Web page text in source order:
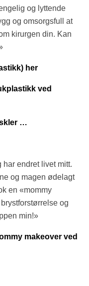
og lyttende
og omsorgsfull at
kirurgen din. Kan
her
ved
…
har endret livet mitt.
og magen ødelagt
en «mommy
og
min!»
makeover ved